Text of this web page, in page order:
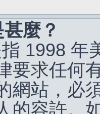
麼？
1998 年
要求任何
網站，必
的容許。